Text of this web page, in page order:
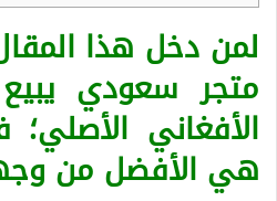
لمن دخل هذا
متجر سعودي
الأفغاني
هي الأفضل من